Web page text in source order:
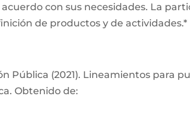
con sus necesidades. La
de productos y de actividades.*
Pública (2021). Lineamientos para
Obtenido de: